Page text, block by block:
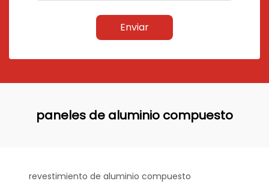
Enviar
paneles de aluminio compuesto
revestimiento de aluminio compuesto